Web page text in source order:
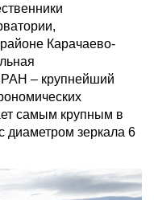
Карачаево-
РАН – крупнейший
самым крупным в
диаметром зеркала 6